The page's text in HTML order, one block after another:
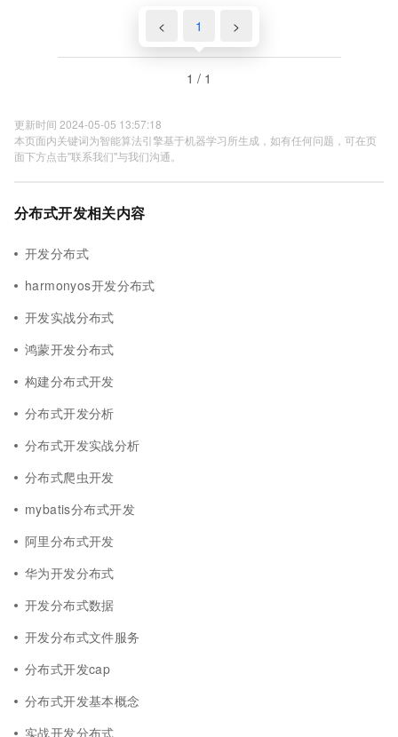
< 1 >
1 / 1
更新时间 2024-05-05 13:57:18
本页面内关键词为智能算法引擎基于机器学习所生成，如有任何问题，可在页
面下方点击"联系我们"与我们沟通。
分布式开发相关内容
开发分布式
harmonyos开发分布式
开发实战分布式
鸿蒙开发分布式
构建分布式开发
分布式开发分析
分布式开发实战分析
分布式爬虫开发
mybatis分布式开发
阿里分布式开发
华为开发分布式
开发分布式数据
开发分布式文件服务
分布式开发cap
分布式开发基本概念
实战开发分布式